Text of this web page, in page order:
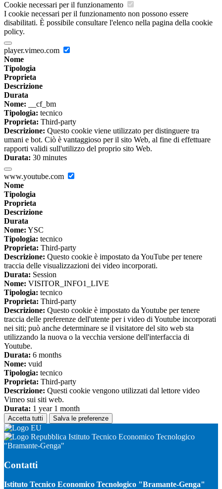
Cookie necessari per il funzionamento
I cookie necessari per il funzionamento non possono essere
disabilitati. È possibile consultare l'elenco nella pagina della cookie
policy.
player.vimeo.com
Nome
Tipologia
Proprieta
Descrizione
Durata
Nome: __cf_bm
Tipologia: tecnico
Proprieta: Third-party
Descrizione: Questo cookie viene utilizzato per distinguere tra
umani e bot. Ciò è vantaggioso per il sito Web, al fine di effettuare
rapporti validi sull'utilizzo del proprio sito Web.
Durata: 30 minutes
www.youtube.com
Nome
Tipologia
Proprieta
Descrizione
Durata
Nome: YSC
Tipologia: tecnico
Proprieta: Third-party
Descrizione: Questo cookie è impostato da YouTube per tenere
traccia delle visualizzazioni dei video incorporati.
Durata: Session
Nome: VISITOR_INFO1_LIVE
Tipologia: tecnico
Proprieta: Third-party
Descrizione: Questo cookie è impostato da Youtube per tenere
traccia delle preferenze dell'utente per i video di Youtube incorporati
nei siti; può anche determinare se il visitatore del sito web sta
utilizzando la nuova o la vecchia versione dell'interfaccia di
Youtube.
Durata: 6 months
Nome: vuid
Tipologia: tecnico
Proprieta: Third-party
Descrizione: Questi cookie vengono utilizzati dal lettore video
Vimeo sui siti web.
Durata: 1 year 1 month
Accetta tutti Salva le preferenze
Istituto Tecnico Economico Tecnologico
"Bramante-Genga"
Contatti
Istituto Tecnico Economico Tecnologico "Bramante-Genga"